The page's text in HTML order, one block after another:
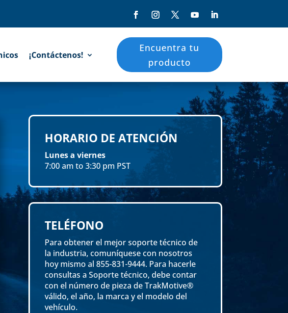
¡Contáctenos!
Encuentra tu
producto
HORARIO DE ATENCIÓN
Lunes a viernes
7:00 am to 3:30 pm PST
TELÉFONO
Para obtener el mejor soporte técnico de
la industria, comuníquese con nosotros
hoy mismo al 855-831-9444. Para hacerle
consultas a Soporte técnico, debe contar
con el número de pieza de TrakMotive®
válido, el año, la marca y el modelo del
vehículo.